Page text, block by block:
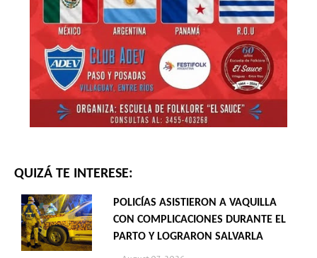
QUIZÁ TE INTERESE:
POLICÍAS ASISTIERON A VAQUILLA
CON COMPLICACIONES DURANTE EL
PARTO Y LOGRARON SALVARLA